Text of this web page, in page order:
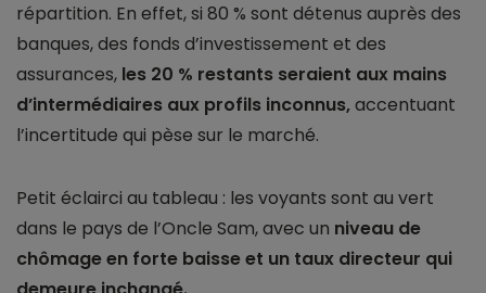
répartition. En effet, si 80 % sont détenus auprès des
banques, des fonds d’investissement et des
assurances, les 20 % restants seraient aux mains
d’intermédiaires aux profils inconnus,accentuant
l’incertitude qui pèse sur le marché.
Petit éclairci au tableau : les voyants sont au vert
dans le pays de l’Oncle Sam, avec un niveau de
chômage en forte baisse et un taux directeur qui